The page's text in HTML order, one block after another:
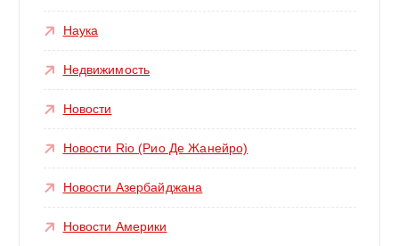
Наука
Недвижимость
Новости
Новости Rio (Рио Де Жанейро)
Новости Азербайджана
Новости Америки